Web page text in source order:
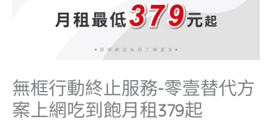
無框行動終止服務-零壹替代方
案上網吃到飽月租379起